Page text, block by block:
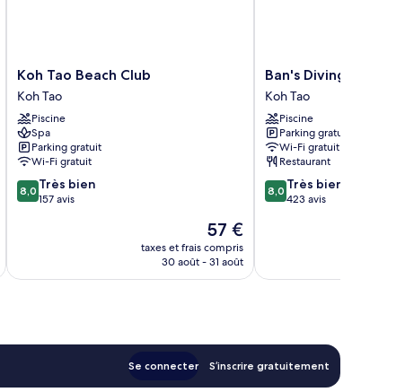
Koh
Tao
Beach
Club
Koh
Tao
Koh Tao Beach Club
Koh Tao
Piscine
Spa
Parking gratuit
Wi-Fi gratuit
8.0
sur
8,0 Très bien
157 avis
Le
nouveau
prix
57 €
taxes et frais compris
30 août - 31 août
Ban's
Diving
Resort
Koh
Tao
Ban's Diving Resort
Koh Tao
Piscine
Parking gratuit
Wi-Fi gratuit
Restaurant
8.0
sur
8,0 Très bien
423 avis
Se connecter S’inscrire gratuitement